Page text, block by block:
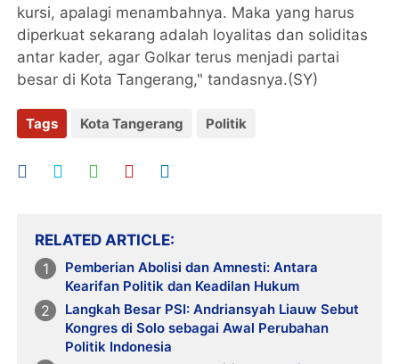
kursi, apalagi menambahnya. Maka yang harus
diperkuat sekarang adalah loyalitas dan soliditas
antar kader, agar Golkar terus menjadi partai
besar di Kota Tangerang," tandasnya.(SY)
Tags Kota Tangerang Politik
RELATED ARTICLE
Pemberian Abolisi dan Amnesti: Antara
Kearifan Politik dan Keadilan Hukum
Langkah Besar PSI: Andriansyah Liauw Sebut
Kongres di Solo sebagai Awal Perubahan
Politik Indonesia